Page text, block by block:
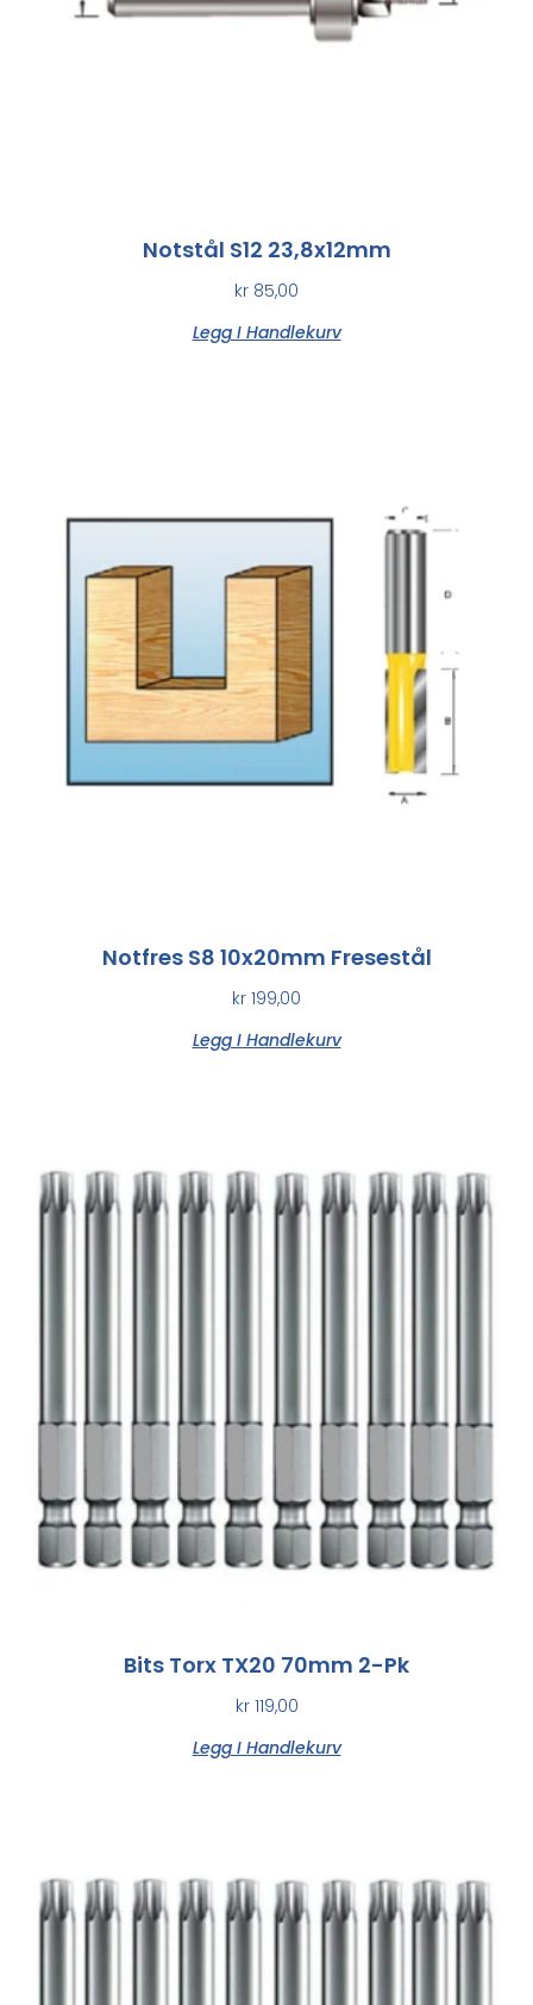
Notstål S12 23,8x12mm
kr 85,00
Legg I Handlekurv
Notfres S8 10x20mm Fresestål
kr 199,00
Legg I Handlekurv
Bits Torx TX20 70mm 2-Pk
kr119,00
Legg I Handlekurv